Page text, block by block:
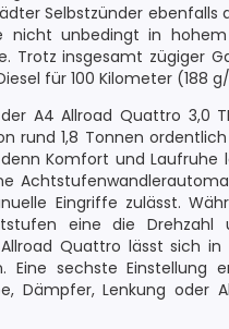
Selbstzünder ebenfalls
unbedingt in hohem
Trotz insgesamt zügiger
für 100 Kilometer (188
A4 Allroad Quattro 3,0
rund 1,8 Tonnen
Komfort und Laufruhe
Eingriffe zulässt.
eine die Drehzahl
Quattro lässt sich
Eine sechste Einstellung
Dämpfer, Lenkung oder